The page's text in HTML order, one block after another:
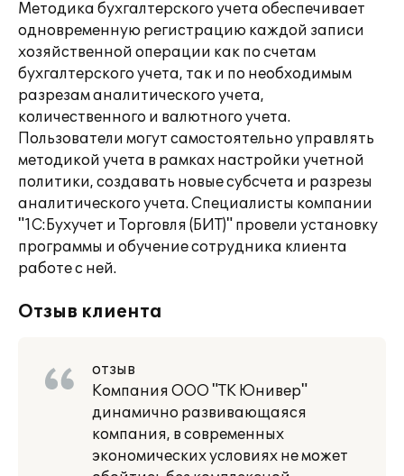
Методика бухгалтерского учета обеспечивает
одновременную регистрацию каждой записи
хозяйственной операции как по счетам
бухгалтерского учета, так и по необходимым
разрезам аналитического учета,
количественного и валютного учета.
Пользователи могут самостоятельно управлять
методикой учета в рамках настройки учетной
политики, создавать новые субсчета и разрезы
аналитического учета. Специалисты компании
"1С:Бухучет и Торговля (БИТ)" провели установку
программы и обучение сотрудника клиента
работе с ней.
Отзыв клиента
отзыв
Компания ООО "ТК Юнивер"
динамично развивающаяся
компания, в современных
экономических условиях не может